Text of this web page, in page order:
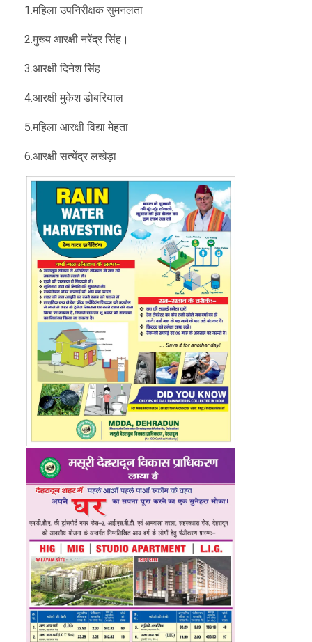
1.महिला उपनिरीक्षक सुमनलता
2.मुख्य आरक्षी नरेंद्र सिंह।
3.आरक्षी दिनेश सिंह
4.आरक्षी मुकेश डोबरियाल
5.महिला आरक्षी विद्या मेहता
6.आरक्षी सत्येंद्र लखेड़ा